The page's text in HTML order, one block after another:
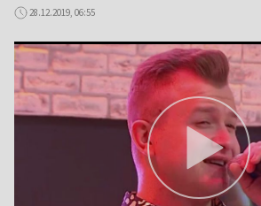
28.12.2019, 06:55